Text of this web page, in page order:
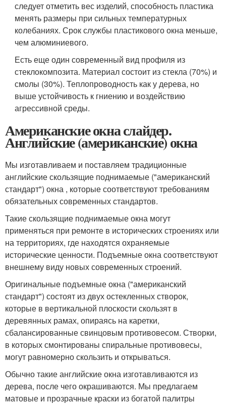
следует отметить вес изделий, способность пластика
менять размеры при сильных температурных
колебаниях. Срок службы пластикового окна меньше,
чем алюминиевого.
Есть еще один современный вид профиля из
стеклокомпозита. Материал состоит из стекла (70%) и
смолы (30%). Теплопроводность как у дерева, но
выше устойчивость к гниению и воздействию
агрессивной среды.
Американские окна слайдер.
Английские (американские) окна
Мы изготавливаем и поставляем традиционные
английские скользящие поднимаемые ("американский
стандарт") окна , которые соответствуют требованиям
обязательных современных стандартов.
Такие скользящие поднимаемые окна могут
применяться при ремонте в исторических строениях или
на территориях, где находятся охраняемые
исторические ценности. Подъемные окна соответствуют
внешнему виду новых современных строений.
Оригинальные подъемные окна ("американский
стандарт") состоят из двух остекленных створок,
которые в вертикальной плоскости скользят в
деревянных рамах, опираясь на каретки,
сбалансированные свинцовым противовесом. Створки,
в которых смонтированы спиральные противовесы,
могут равномерно скользить и открываться.
Обычно такие английские окна изготавливаются из
дерева, после чего окрашиваются. Мы предлагаем
матовые и прозрачные краски из богатой палитры